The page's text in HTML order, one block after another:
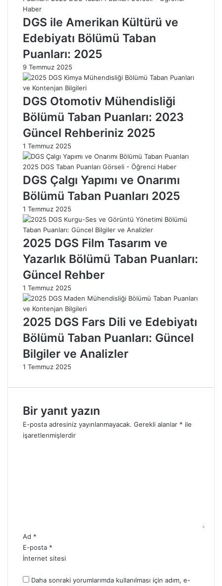
e
ş
a
e
t
E
t
ğ
i
y
e
r
0
2
5
i
ü
ü
a
b
a
n
r
ı
:
2
0
R
h
b
e
i
DGS ile Amerikan Kültürü ve
Edebiyatı Bölümü Taban
Puanları: 2025
9 Temmuz 2025
DGS Otomotiv Mühendisliği
Bölümü Taban Puanları: 2023
Güncel Rehberiniz 2025
1 Temmuz 2025
DGS Çalgı Yapımı ve Onarımı
Bölümü Taban Puanları 2025
1 Temmuz 2025
2025 DGS Film Tasarım ve
Yazarlık Bölümü Taban Puanları:
Güncel Rehber
1 Temmuz 2025
2025 DGS Fars Dili ve Edebiyatı
Bölümü Taban Puanları: Güncel
Bilgiler ve Analizler
1 Temmuz 2025
Bir yanıt yazın
E-posta adresiniz yayınlanmayacak. Gerekli alanlar * ile
işaretlenmişlerdir
Ad *
E-posta *
İnternet sitesi
Daha sonraki yorumlarımda kullanılması için adım, e-